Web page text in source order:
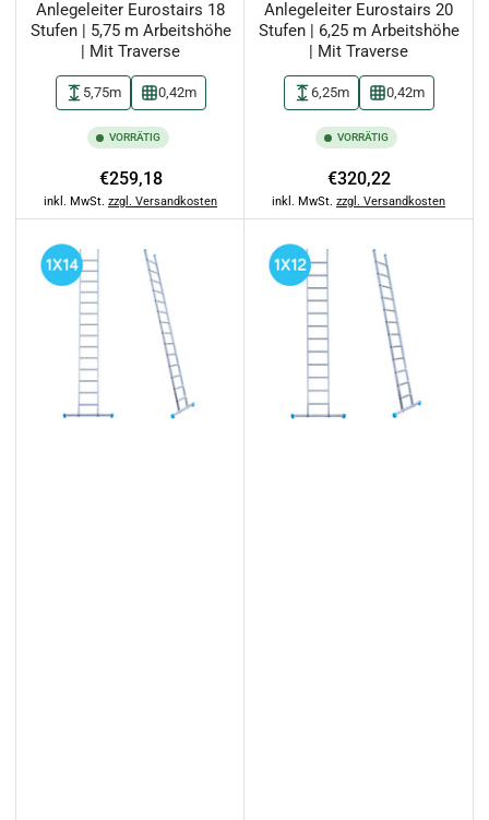
Anlegeleiter Eurostairs 18
Stufen | 5,75 m Arbeitshöhe
| Mit Traverse
5,75m 0,42m
VORRÄTIG
Normaler
Preis
€259,18
inkl. MwSt. zzgl. Versandkosten
Anlegeleiter Eurostairs 20
Stufen | 6,25 m Arbeitshöhe
| Mit Traverse
6,25m 0,42m
VORRÄTIG
Normaler
Preis
€320,22
inkl. MwSt. zzgl. Versandkosten